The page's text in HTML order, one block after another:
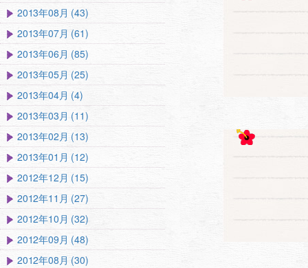
2013年08月 (43)
2013年07月 (61)
2013年06月 (85)
2013年05月 (25)
2013年04月 (4)
2013年03月 (11)
2013年02月 (13)
2013年01月 (12)
2012年12月 (15)
2012年11月 (27)
2012年10月 (32)
2012年09月 (48)
2012年08月 (30)